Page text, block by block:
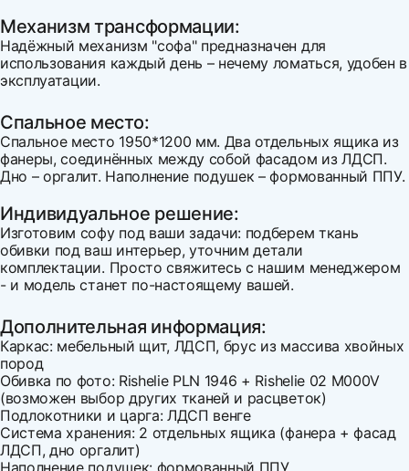
Механизм трансформации:
Надёжный механизм "софа" предназначен для
использования каждый день – нечему ломаться, удобен в
эксплуатации.
Спальное место:
Спальное место 1950*1200 мм. Два отдельных ящика из
фанеры, соединённых между собой фасадом из ЛДСП.
Дно – оргалит. Наполнение подушек – формованный ППУ.
Индивидуальное решение:
Изготовим софу под ваши задачи: подберем ткань
обивки под ваш интерьер, уточним детали
комплектации. Просто свяжитесь с нашим менеджером
- и модель станет по-настоящему вашей.
Дополнительная информация:
Каркас: мебельный щит, ЛДСП, брус из массива хвойных
пород
Обивка по фото: Rishelie PLN 1946 + Rishelie 02 M000V
(возможен выбор других тканей и расцветок)
Подлокотники и царга: ЛДСП венге
Система хранения: 2 отдельных ящика (фанера + фасад
ЛДСП, дно оргалит)